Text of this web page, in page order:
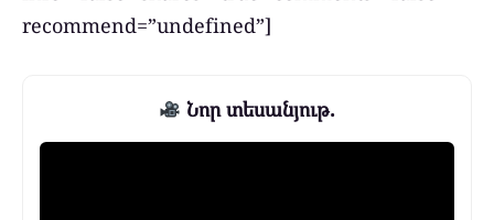
recommend=”undefined”]
Նոր տեսանյութ.